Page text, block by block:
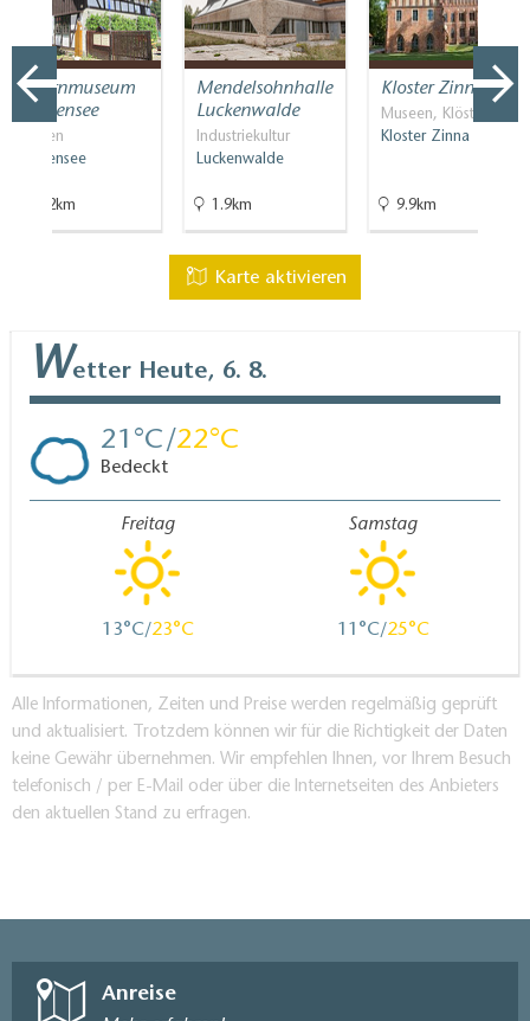
Bauernmuseum
Blankensee
Museen
Blankensee
17.2km
Mendelsohnhalle
Luckenwalde
Industriekultur
Luckenwalde
1.9km
Kloster Zinna
Museen, Klöster
Kloster Zinna
9.9km
Karte aktivieren
Wetter Heute, 6. 8.
21 22
Bedeckt
Freitag
13 23
Samstag
11 25
Alle Informationen, Zeiten und Preise werden regelmäßig geprüft
und aktualisiert. Trotzdem können wir für die Richtigkeit der Daten
keine Gewähr übernehmen. Wir empfehlen Ihnen, vor Ihrem Besuch
telefonisch / per E-Mail oder über die Internetseiten des Anbieters
den aktuellen Stand zu erfragen.
Anreise